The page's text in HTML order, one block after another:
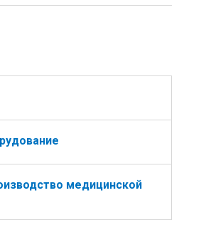
медицинской